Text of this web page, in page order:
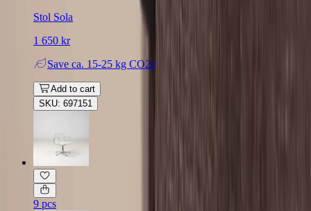
Stol Sola
1 650 kr
Save ca. 15-25 kg CO2e
Add to cart
SKU: 697151
9 pcs